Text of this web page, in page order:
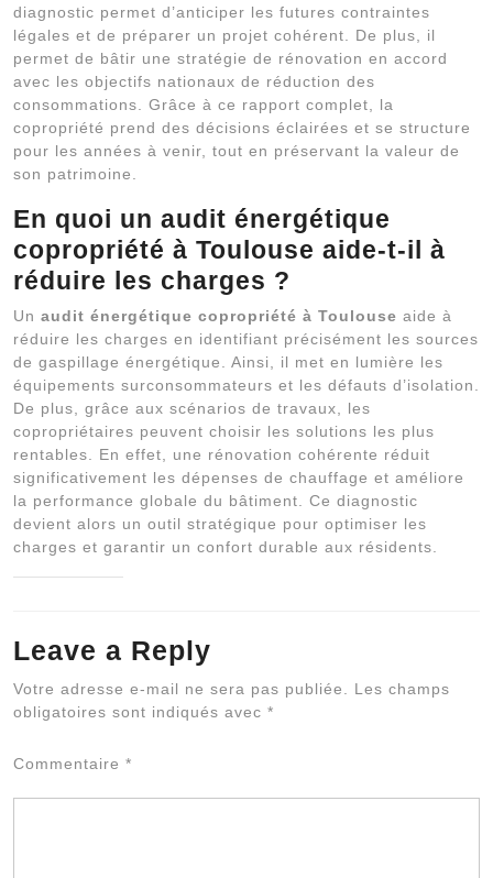
diagnostic permet d’anticiper les futures contraintes
légales et de préparer un projet cohérent. De plus, il
permet de bâtir une stratégie de rénovation en accord
avec les objectifs nationaux de réduction des
consommations. Grâce à ce rapport complet, la
copropriété prend des décisions éclairées et se structure
pour les années à venir, tout en préservant la valeur de
son patrimoine.
En quoi un audit énergétique
copropriété à Toulouse aide-t-il à
réduire les charges ?
Un audit énergétique copropriété à Toulouse aide à
réduire les charges en identifiant précisément les sources
de gaspillage énergétique. Ainsi, il met en lumière les
équipements surconsommateurs et les défauts d’isolation.
De plus, grâce aux scénarios de travaux, les
copropriétaires peuvent choisir les solutions les plus
rentables. En effet, une rénovation cohérente réduit
significativement les dépenses de chauffage et améliore
la performance globale du bâtiment. Ce diagnostic
devient alors un outil stratégique pour optimiser les
charges et garantir un confort durable aux résidents.
Leave a Reply
Votre adresse e-mail ne sera pas publiée.
Les champs
obligatoires sont indiqués avec *
Commentaire *